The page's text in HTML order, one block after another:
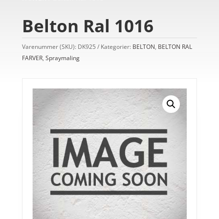
Belton Ral 1016
Varenummer (SKU): DK925 Kategorier: BELTON, BELTON RAL
FARVER, Spraymaling